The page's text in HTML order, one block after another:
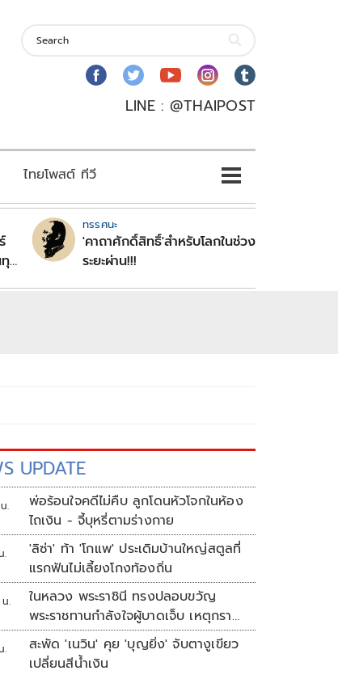
LINE : @THAIPOST
ไทยโพสต์ ทีวี
ก
ทรรศนะ
'คาถาศักดิ์สิทธิ์'สำหรับโลกในช่วง
ระยะผ่าน!!!
UPDATE
.
พ่อร้อนใจคดีไม่คืบ ลูกโดนหัวโจกในห้อง
ไถเงิน - จี้บุหรี่ตามร่างกาย
.
'ลิซ่า' ท้า 'โกแพ' ประเดิมบ้านใหญ่สตูลที่
แรกฟันไม่เลี้ยงโกงท้องถิ่น
.
ในหลวง พระราชินี ทรงปลอบขวัญ
พระราชทานกำลังใจผู้บาดเจ็บ เหตุกราด
ยิง รร.เทพศิรินทร์นนทบุรี
.
สะพัด 'เนวิน' คุย 'บุญยิ่ง' จับตางูเขียว
เปลี่ยนสีน้ำเงิน